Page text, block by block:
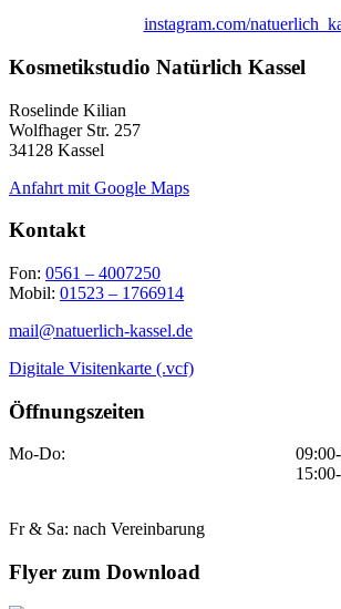
instagram.com/
Kosmetikstudio Natürlich Kassel
Roselinde Kilian
Wolfhager Str. 257
34128 Kassel
Anfahrt mit Google Maps
Kontakt
Fon: 0561 – 4007250
Mobil: 01523 – 1766914
mail@natuerlich-kassel.de
Digitale Visitenkarte (.vcf)
Öffnungszeiten
Mo-Do:
Fr & Sa: nach Vereinbarung
Flyer zum Download